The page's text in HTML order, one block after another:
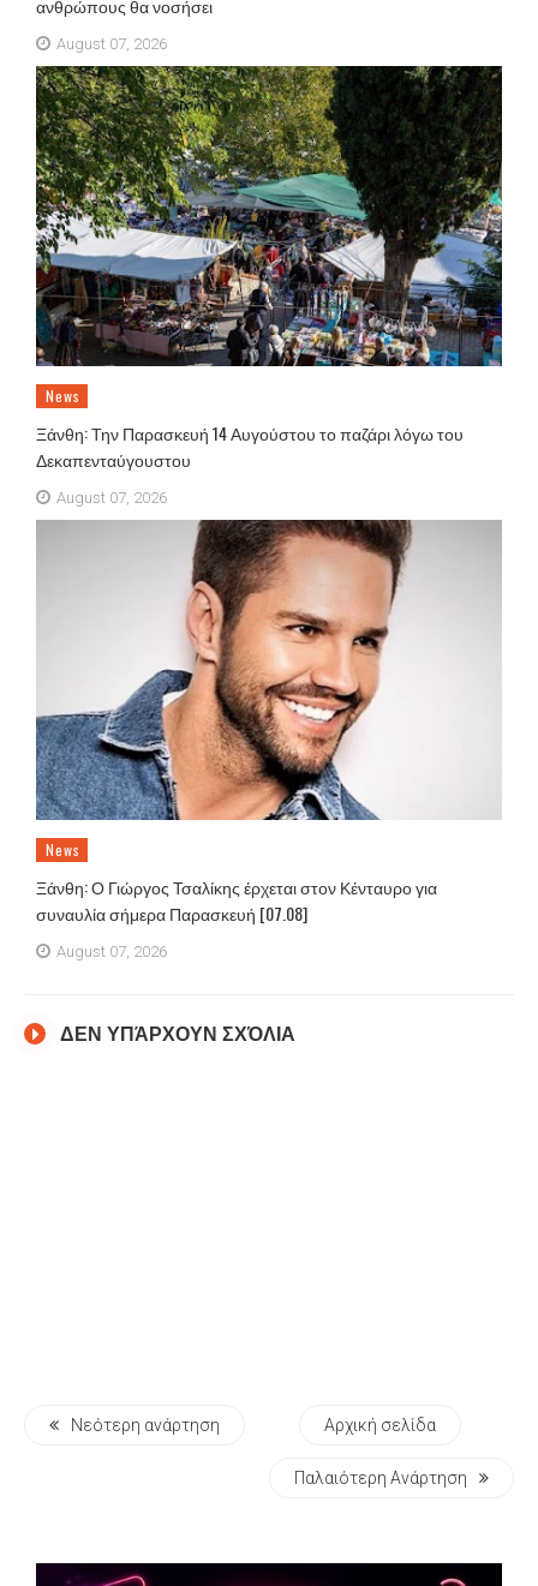
ανθρώπους θα νοσήσει
August 07, 2026
News
Ξάνθη: Την Παρασκευή 14 Αυγούστου το παζάρι λόγω του
Δεκαπενταύγουστου
August 07, 2026
News
Ξάνθη: Ο Γιώργος Τσαλίκης έρχεται στον Κένταυρο για
συναυλία σήμερα Παρασκευή [07.08]
August 07, 2026
ΔΕΝ ΥΠΆΡΧΟΥΝ ΣΧΌΛΙΑ
Νεότερη ανάρτηση Αρχική σελίδα
Παλαιότερη Ανάρτηση